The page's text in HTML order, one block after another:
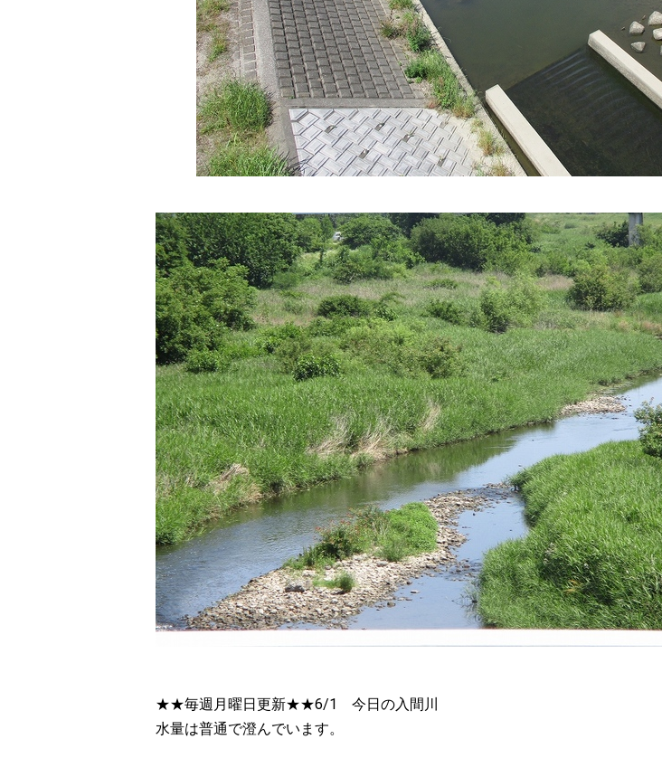
★★毎週月曜日更新★★6/1 今日の入間川
水量は普通で澄んでいます。